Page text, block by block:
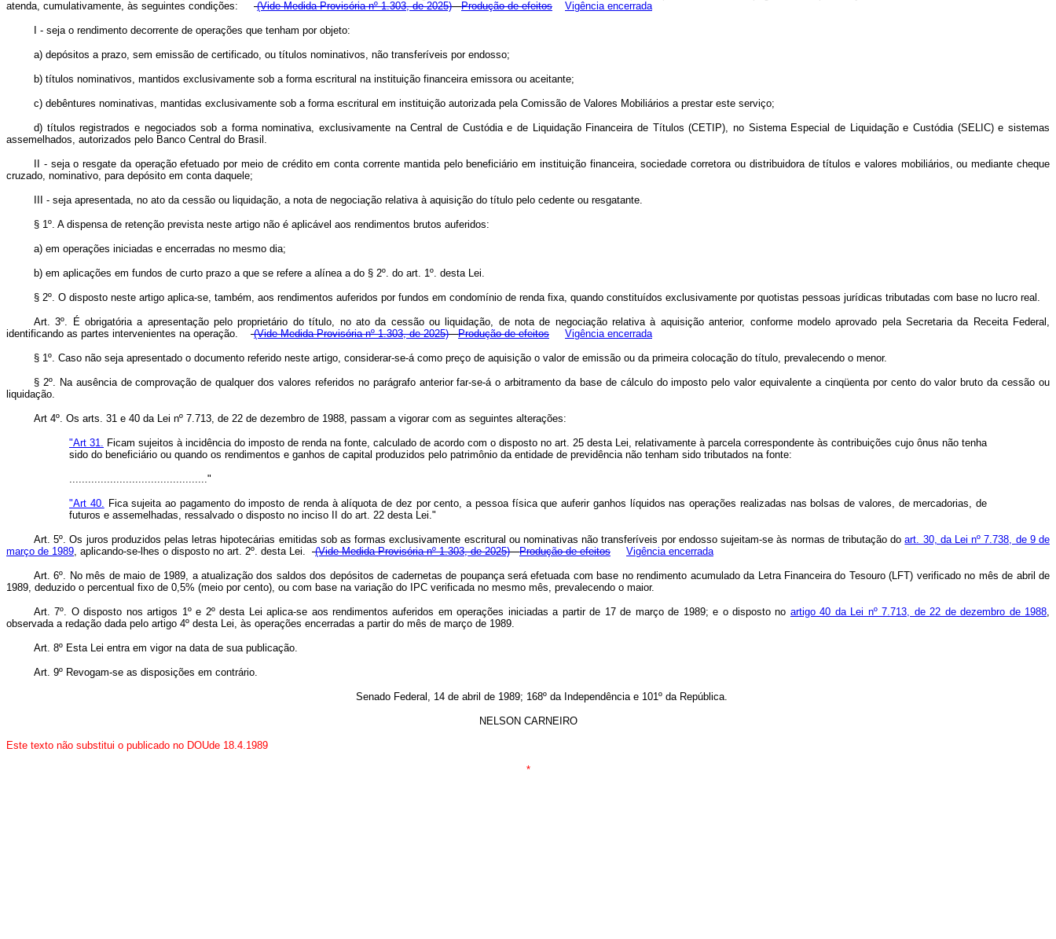
atenda, cumulativamente, às seguintes condições:
(Vide Medida Provisória nº 1.303, de 2025) Produção de efeitos Vigência encerrada
I - seja o rendimento decorrente de operações que tenham por objeto:
a) depósitos a prazo, sem emissão de certificado, ou títulos nominativos, não transferíveis por endosso;
b) títulos nominativos, mantidos exclusivamente sob a forma escritural na instituição financeira emissora ou aceitante;
c) debêntures nominativas, mantidas exclusivamente sob a forma escritural em instituição autorizada pela Comissão de Valores Mobiliários a prestar este serviço;
d) títulos registrados e negociados sob a forma nominativa, exclusivamente na Central de Custódia e de Liquidação Financeira de Títulos (CETIP), no Sistema Especial de Liquidação e Custódia (SELIC) e sistemas
assemelhados, autorizados pelo Banco Central do Brasil.
II - seja o resgate da operação efetuado por meio de crédito em conta corrente mantida pelo beneficiário em instituição financeira, sociedade corretora ou distribuidora de títulos e valores mobiliários, ou mediante cheque
cruzado, nominativo, para depósito em conta daquele;
III - seja apresentada, no ato da cessão ou liquidação, a nota de negociação relativa à aquisição do título pelo cedente ou resgatante.
§ 1º. A dispensa de retenção prevista neste artigo não é aplicável aos rendimentos brutos auferidos:
a) em operações iniciadas e encerradas no mesmo dia;
b) em aplicações em fundos de curto prazo a que se refere a alínea a do § 2º. do art. 1º. desta Lei.
§ 2º. O disposto neste artigo aplica-se, também, aos rendimentos auferidos por fundos em condomínio de renda fixa, quando constituídos exclusivamente por quotistas pessoas jurídicas tributadas com base no lucro real.
Art. 3º. É obrigatória a apresentação pelo proprietário do título, no ato da cessão ou liquidação, de nota de negociação relativa à aquisição anterior, conforme modelo aprovado pela Secretaria da Receita Federal,
identificando as partes intervenientes na operação.
(Vide Medida Provisória nº 1.303, de 2025) Produção de efeitos Vigência encerrada
§ 1º. Caso não seja apresentado o documento referido neste artigo, considerar-se-á como preço de aquisição o valor de emissão ou da primeira colocação do título, prevalecendo o menor.
§ 2º. Na ausência de comprovação de qualquer dos valores referidos no parágrafo anterior far-se-á o arbitramento da base de cálculo do imposto pelo valor equivalente a cinqüenta por cento do valor bruto da cessão ou
liquidação.
Art 4º. Os arts. 31 e 40 da Lei nº 7.713, de 22 de dezembro de 1988, passam a vigorar com as seguintes alterações:
"Art 31. Ficam sujeitos à incidência do imposto de renda na fonte, calculado de acordo com o disposto no art. 25 desta Lei, relativamente à parcela correspondente às contribuições cujo ônus não tenha
sido do beneficiário ou quando os rendimentos e ganhos de capital produzidos pelo patrimônio da entidade de previdência não tenham sido tributados na fonte:
............................................"
"Art 40. Fica sujeita ao pagamento do imposto de renda à alíquota de dez por cento, a pessoa física que auferir ganhos líquidos nas operações realizadas nas bolsas de valores, de mercadorias, de
futuros e assemelhadas, ressalvado o disposto no inciso II do art. 22 desta Lei."
Art. 5º. Os juros produzidos pelas letras hipotecárias emitidas sob as formas exclusivamente escritural ou nominativas não transferíveis por endosso sujeitam-se às normas de tributação doart. 30, da Lei nº 7.738, de 9 de
março de 1989, aplicando-se-lhes o disposto no art. 2º. desta Lei. (Vide Medida Provisória nº 1.303, de 2025) Produção de efeitos Vigência encerrada
Art. 6º. No mês de maio de 1989, a atualização dos saldos dos depósitos de cadernetas de poupança será efetuada com base no rendimento acumulado da Letra Financeira do Tesouro (LFT) verificado no mês de abril de
1989, deduzido o percentual fixo de 0,5% (meio por cento), ou com base na variação do IPC verificada no mesmo mês, prevalecendo o maior.
Art. 7º. O disposto nos artigos 1º e 2º desta Lei aplica-se aos rendimentos auferidos em operações iniciadas a partir de 17 de março de 1989; e o disposto no artigo 40 da Lei nº 7.713, de 22 de dezembro de 1988,
observada a redação dada pelo artigo 4º desta Lei, às operações encerradas a partir do mês de março de 1989.
Art. 8º Esta Lei entra em vigor na data de sua publicação.
Art. 9º Revogam-se as disposições em contrário.
Senado Federal, 14 de abril de 1989; 168º da Independência e 101º da República.
NELSON CARNEIRO
Este texto não substitui o publicado no DOUde 18.4.1989
*